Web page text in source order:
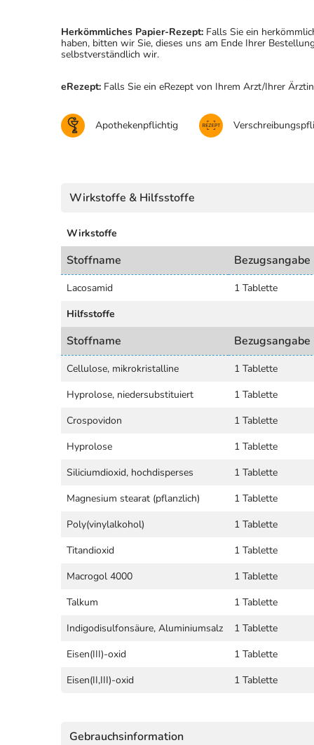
Herkömmliches Papier-Rezept: Falls Sie ein
haben, bitten wir Sie, dieses uns am Ende Ihrer
selbstverständlich wir.
eRezept: Falls Sie ein eRezept von Ihrem Arzt/Ihrer
Apothekenpflichtig
Wirkstoffe & Hilfsstoffe
Wirkstoffe
Stoffname Bezugsangabe
Lacosamid 1 Tablette
Hilfsstoffe
Stoffname Bezugsangabe
Cellulose, mikrokristalline 1 Tablette
Hyprolose, niedersubstituiert
1 Tablette
Crospovidon
1 Tablette
Hyprolose
1 Tablette
Siliciumdioxid, hochdisperses
1 Tablette
Magnesium stearat (pflanzlich)
1 Tablette
Poly(vinylalkohol)
1 Tablette
Titandioxid
1 Tablette
Macrogol 4000
1 Tablette
Talkum
1 Tablette
Indigodisulfonsäure, Aluminiumsalz
1 Tablette
Eisen(III)-oxid
1 Tablette
Eisen(II,III)-oxid
1 Tablette
Gebrauchsinformation